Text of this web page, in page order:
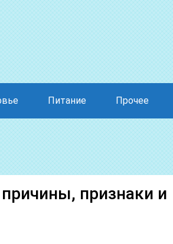
Питание Прочее
признаки и